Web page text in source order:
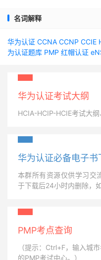
名词解释
华为认证 CCNA CCNP CCIE
为认证题库 PMP 红帽认证
华为认证考试大纲
HCIA-HCIP-HCIE考试大
华为认证必备电子书
本群所有资源仅供学习交
于下载后24小时内删除，
PMP考点查询
（提示：Ctrl+F，输入城
的PMP考试中心。）